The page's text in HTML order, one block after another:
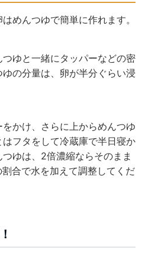
めんつゆで簡単に作れます。
ゆと一緒にタッパーなどの密
の分量は、卵が半分ぐらい浸
かけ、さらに上からめんつゆ
フタをして冷蔵庫で半日寝か
ゆは、2倍濃縮ならそのまま
合で水を加えて調整してくだ